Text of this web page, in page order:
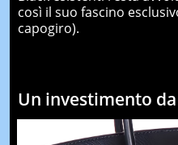
così il suo fascino
capogiro).
Un investimento